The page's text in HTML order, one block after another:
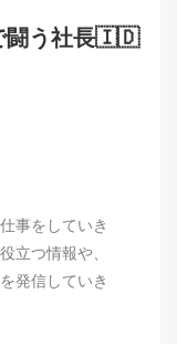
闘う社長🇮🇩
事をしていき
立つ情報や、
発信していき